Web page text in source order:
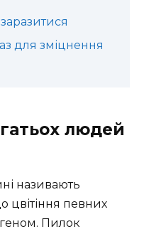
для зміцнення
людей
називають
цвітіння певних
Пилок